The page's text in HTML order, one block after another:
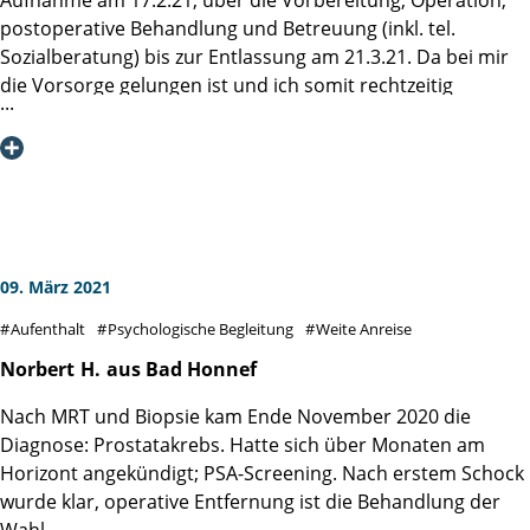
Mit aufrichtigem Dank und tiefster Anerkennung, Kraft und
Mut an alle, die den Weg noch vor sich haben, Wolfgang S.
aus Aalen
postoperative Behandlung und Betreuung (inkl. tel.
Sozialberatung) bis zur Entlassung am 21.3.21. Da bei mir
die Vorsorge gelungen ist und ich somit rechtzeitig
prostatektomiert werden konnte, wage ich zu hoffen, dass
ich diesbezüglich geheilt bin.
Katheterziehen weitgehend kontinent und sexuell
angebunden mit mir (2 x 5 Min).
Besonders danken möchte ich auch dem Pflegeteam
und Herrn Helms) für ihren kompetenten und
empathischen Einsatz.
Eigentlich wollte ich, fit wie ich vor der OP war, nach 4
Wochen wieder arbeiten. Die vierstündige OP hat an
09. März 2021
Aufenthalt Psychologische Begleitung Weite Anreise
Norbert H. aus Bad Honnef
Nach MRT und Biopsie kam Ende November 2020 die
Diagnose: Prostatakrebs. Hatte sich über Monaten am
Horizont angekündigt; PSA-Screening. Nach erstem Schock
wurde klar, operative Entfernung ist die Behandlung der